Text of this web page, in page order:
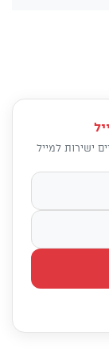
ישירות למייל